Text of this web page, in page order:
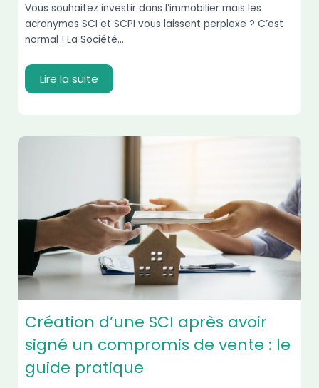
Vous souhaitez investir dans l’immobilier mais les
acronymes SCI et SCPI vous laissent perplexe ? C’est
normal ! La Société...
Lire la suite
Création d’une SCI après avoir
signé un compromis de vente : le
guide pratique